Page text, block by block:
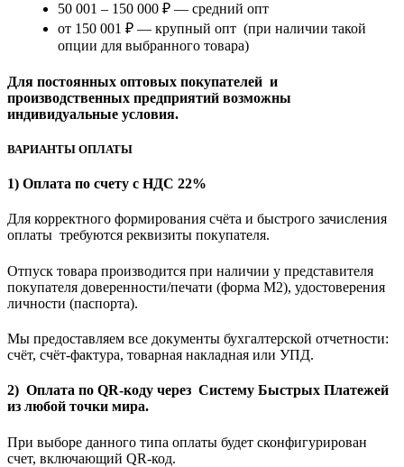
50 001 – 150 000 ₽ — средний опт
от 150 001 ₽ — крупный опт (при наличии такой
опции для выбранного товара)
Для постоянных оптовых покупателей и
производственных предприятий возможны
индивидуальные условия.
ВАРИАНТЫ ОПЛАТЫ
1) Оплата по счету с НДС 22%
Для корректного формирования счёта и быстрого зачисления
оплаты требуются реквизиты покупателя.
Отпуск товара производится при наличии у представителя
покупателя доверенности/печати (форма M2), удостоверения
личности (паспорта).
Мы предоставляем все документы бухгалтерской отчетности:
счёт, счёт-фактура, товарная накладная или УПД.
2) Оплата по QR-коду через Систему Быстрых Платежей
из любой точки мира.
При выборе данного типа оплаты будет сконфигурирован
счет, включающий QR-код.